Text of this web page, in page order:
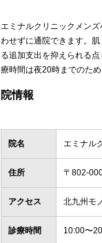
エミナルクリニックメン
わせずに通院できます。
る追加支出を抑えられる
療時間は夜20時までのた
院情報
院名 エミナル
住所 〒802-
アクセス 北九州モ
診療時間 10:00〜